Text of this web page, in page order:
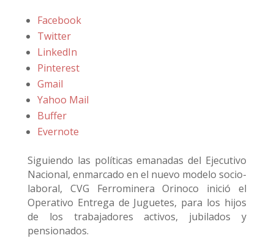
Facebook
Twitter
LinkedIn
Pinterest
Gmail
Yahoo Mail
Buffer
Evernote
Siguiendo las políticas emanadas del Ejecutivo
Nacional, enmarcado en el nuevo modelo socio-
laboral, CVG Ferrominera Orinoco inició el
Operativo Entrega de Juguetes, para los hijos
de los trabajadores activos, jubilados y
pensionados.